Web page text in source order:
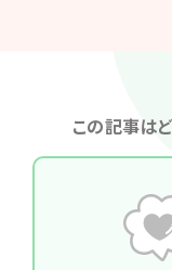
この記事は